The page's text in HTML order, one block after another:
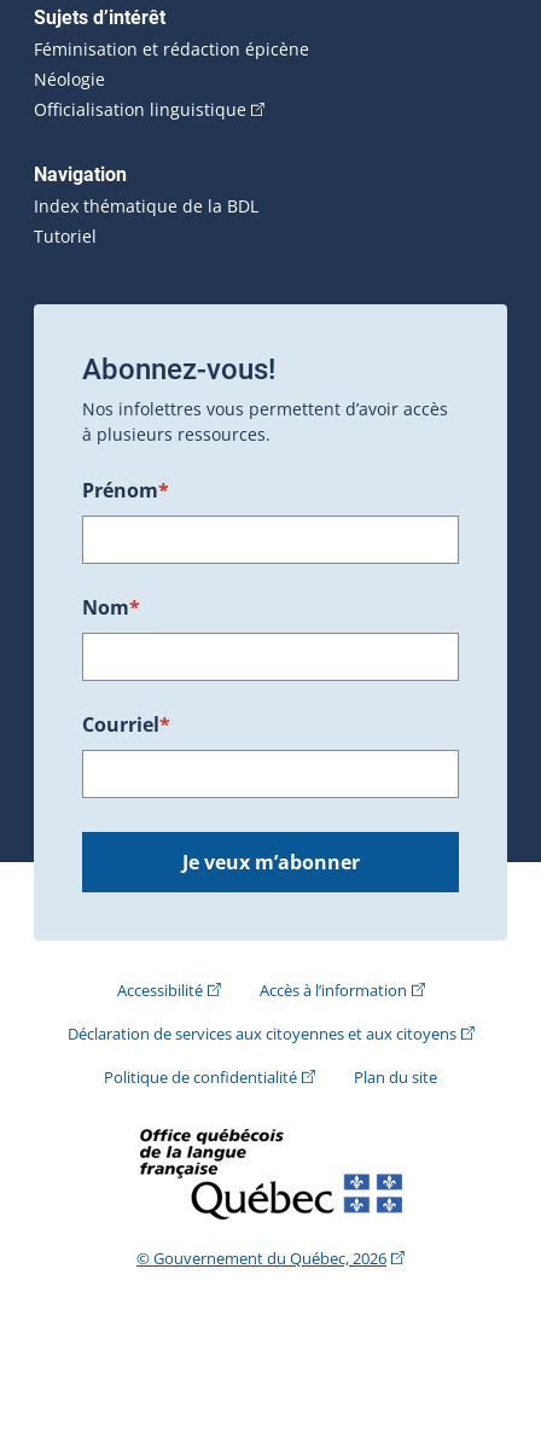
Sujets d’intérêt
Féminisation et rédaction épicène
Néologie
Officialisation linguistique(Cet hyperlien externe s'ouvrira
Navigation
Index thématique de la BDL
Tutoriel
Abonnez-vous!
Nos infolettres vous permettent d’avoir accès
à plusieurs ressources.
Prénom*
Nom*
Courriel*
Je veux m’abonner
Accessibilité(Cet hyperlien externe s'ouvrira dans une
Accès à l’information(Cet hyperlien
Déclaration de services aux citoyennes et aux citoyens(Cet
Politique de confidentialité(Cet hyperlien externe s'ouvrira
Plan du site
© Gouvernement du Québec, 2026(Cet hyperlien